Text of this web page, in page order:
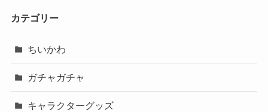
カテゴリー
ちいかわ
ガチャガチャ
キャラクターグッズ